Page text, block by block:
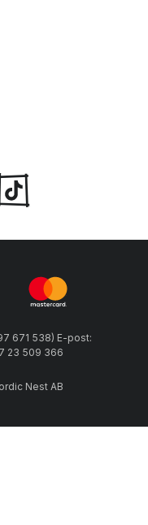
671 538) E-post:
23 509 366
Nest AB